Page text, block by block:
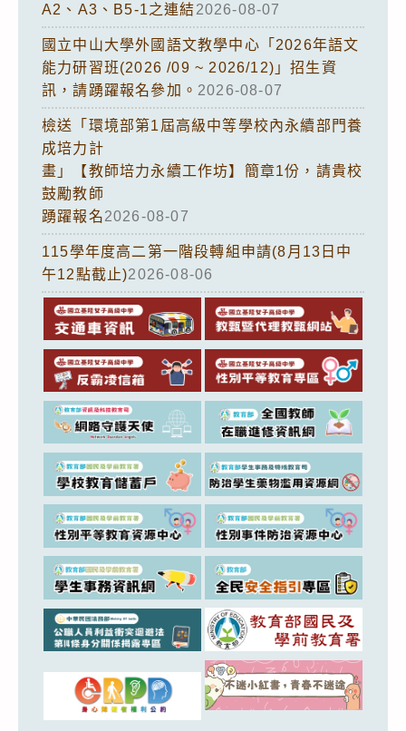
A2、A3、B5-1之連結2026-08-07
國立中山大學外國語文教學中心「2026年語文
能力研習班(2026 /09 ~ 2026/12)」招生資
訊，請踴躍報名參加。 2026-08-07
檢送「環境部第1屆高級中等學校內永續部門養
成培力計
畫」【教師培力永續工作坊】簡章1份，請貴校
鼓勵教師
踴躍報名2026-08-07
115學年度高二第一階段轉組申請(8月13日中
午12點截止)2026-08-06